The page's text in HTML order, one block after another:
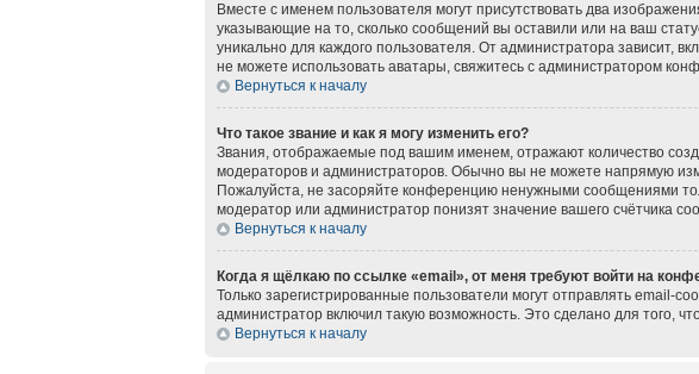
Вместе с именем пользователя могут присутствовать два
указывающие на то, сколько сообщений вы оставили или на ваш
уникально для каждого пользователя. От администратора зависит,
не можете использовать аватары, свяжитесь с администратором
Вернуться к началу
Что такое звание и как я могу изменить его?
Звания, отображаемые под вашим именем, отражают количество
модераторов и администраторов. Обычно вы не можете напрямую
Пожалуйста, не засоряйте конференцию ненужными сообщениями
модератор или администратор понизят значение вашего счётчика
Вернуться к началу
Когда я щёлкаю по ссылке «email», от меня требуют войти на
Только зарегистрированные пользователи могут отправлять email-
администратор включил такую возможность. Это сделано для того,
Вернуться к началу